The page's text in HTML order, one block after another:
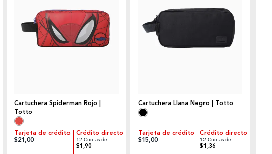
Cartuchera Spiderman Rojo |
Totto
Tarjeta de crédito
$21,00
Crédito directo
12 Cuotas de
$1,90
Cartuchera Llana Negro | Totto
Tarjeta de crédito
$15,00
Crédito directo
12 Cuotas de
$1,36